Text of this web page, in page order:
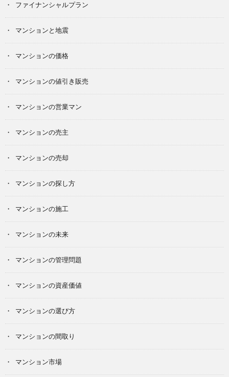
ファイナンシャルプラン
マンションと地震
マンションの価格
マンションの値引き販売
マンションの営業マン
マンションの売主
マンションの売却
マンションの探し方
マンションの施工
マンションの未来
マンションの管理問題
マンションの資産価値
マンションの選び方
マンションの間取り
マンション市場